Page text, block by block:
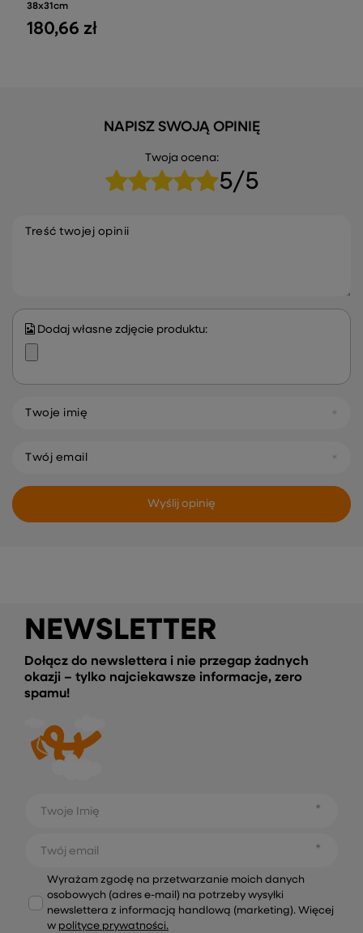
38x31cm
180,66 zł
NAPISZ SWOJĄ OPINIĘ
Twoja ocena:
5/5
Treść twojej opinii
Dodaj własne zdjęcie produktu:
Twoje imię
Twój email
Wyślij opinię
NEWSLETTER
Dołącz do newslettera i nie przegap żadnych
okazji – tylko najciekawsze informacje, zero
spamu!
Twoje Imię
Twój email
Wyrażam zgodę na przetwarzanie moich danych
osobowych (adres e-mail) na potrzeby wysyłki
newslettera z informacją handlową (marketing). Więcej
w polityce prywatności.